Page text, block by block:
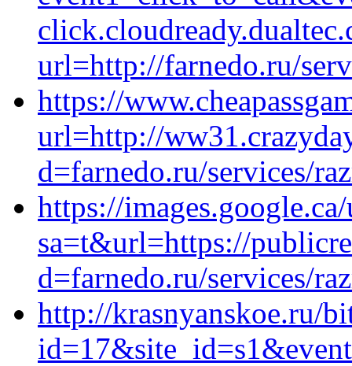
url=http://farnedo.ru/
https://
url=http://
d=farnedo.ru/services/
https://
sa=t&url=https://
d=farnedo.ru/services/
http://krasnyanskoe.ru/